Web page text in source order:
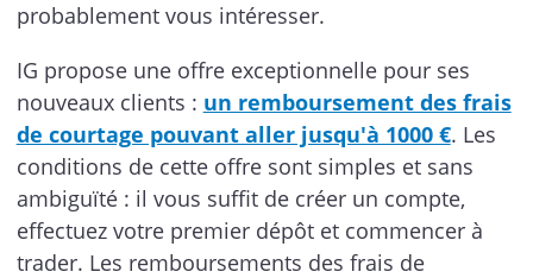
probablement vous intéresser.
IG propose une offre exceptionnelle pour ses
nouveaux clients : un remboursement des frais
de courtage pouvant aller jusqu'à 1000 €. Les
conditions de cette offre sont simples et sans
ambiguïté : il vous suffit de créer un compte,
effectuez votre premier dépôt et commencer à
trader. Les remboursements des frais de